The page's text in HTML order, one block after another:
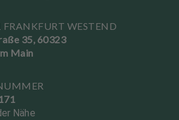
FRANKFURT WESTEND
35, 60323
Main
Nähe